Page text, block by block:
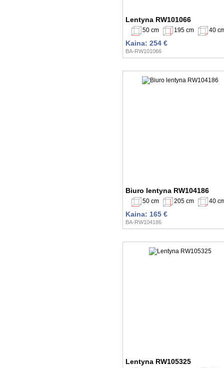
Lentyna RW101066
50 cm 195 cm 40
Kaina: 254 €
BA-RW101066
Biuro lentyna RW104186
50 cm 205 cm 40
Kaina: 165 €
BA-RW104186
Lentyna RW105325